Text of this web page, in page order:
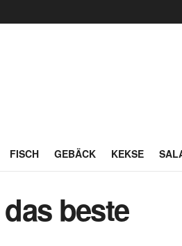
FISCH GEBÄCK KEKSE
beste